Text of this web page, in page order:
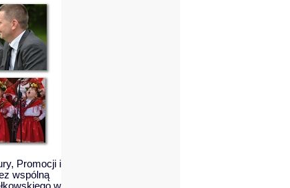
Promocji i
wspólną